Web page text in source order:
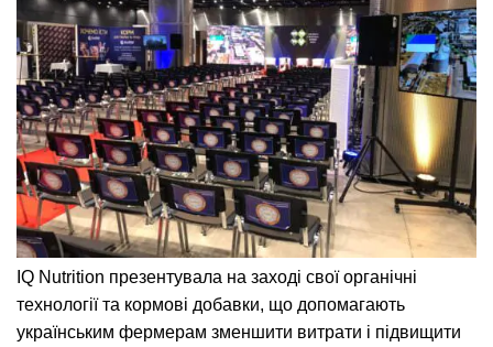
IQ Nutrition презентувала на заході свої органічні
технології та кормові добавки, що допомагають
українським фермерам зменшити витрати і підвищити